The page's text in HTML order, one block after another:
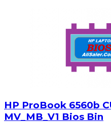
HP ProBook 6560b
MV_MB_V1 Bios Bin